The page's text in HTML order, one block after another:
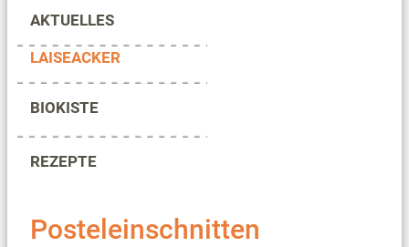
AKTUELLES
LAISEACKER
BIOKISTE
REZEPTE
Posteleinschnitten